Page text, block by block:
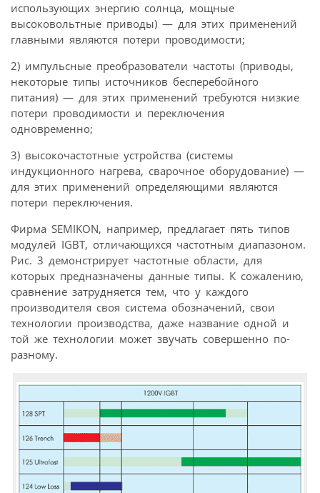
использующих энергию солнца, мощные
высоковольтные приводы) — для этих применений
главными являются потери проводимости;
2) импульсные преобразователи частоты (приводы,
некоторые типы источников бесперебойного
питания) — для этих применений требуются низкие
потери проводимости и переключения
одновременно;
3) высокочастотные устройства (системы
индукционного нагрева, сварочное оборудование) —
для этих применений определяющими являются
потери переключения.
Фирма SEMIKON, например, предлагает пять типов
модулей IGBT, отличающихся частотным диапазоном.
Рис. 3 демонстрирует частотные области, для
которых предназначены данные типы. К сожалению,
сравнение затрудняется тем, что у каждого
производителя своя система обозначений, свои
технологии производства, даже название одной и
той же технологии может звучать совершенно по-
разному.